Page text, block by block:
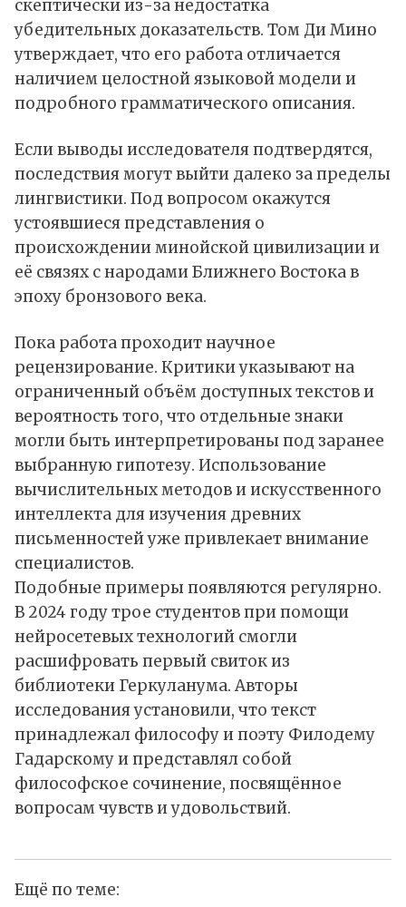
скептически из-за недостатка
убедительных доказательств. Том Ди Мино
утверждает, что его работа отличается
наличием целостной языковой модели и
подробного грамматического описания.
Если выводы исследователя подтвердятся,
последствия могут выйти далеко за пределы
лингвистики. Под вопросом окажутся
устоявшиеся представления о
происхождении минойской цивилизации и
её связях с народами Ближнего Востока в
эпоху бронзового века.
Пока работа проходит научное
рецензирование. Критики указывают на
ограниченный объём доступных текстов и
вероятность того, что отдельные знаки
могли быть интерпретированы под заранее
выбранную гипотезу. Использование
вычислительных методов и искусственного
интеллекта для изучения древних
письменностей уже привлекает внимание
специалистов.
Подобные примеры появляются регулярно.
В 2024 году трое студентов при помощи
нейросетевых технологий смогли
расшифровать первый свиток из
библиотеки Геркуланума. Авторы
исследования установили, что текст
принадлежал философу и поэту Филодему
Гадарскому и представлял собой
философское сочинение, посвящённое
вопросам чувств и удовольствий.
Ещё по теме: